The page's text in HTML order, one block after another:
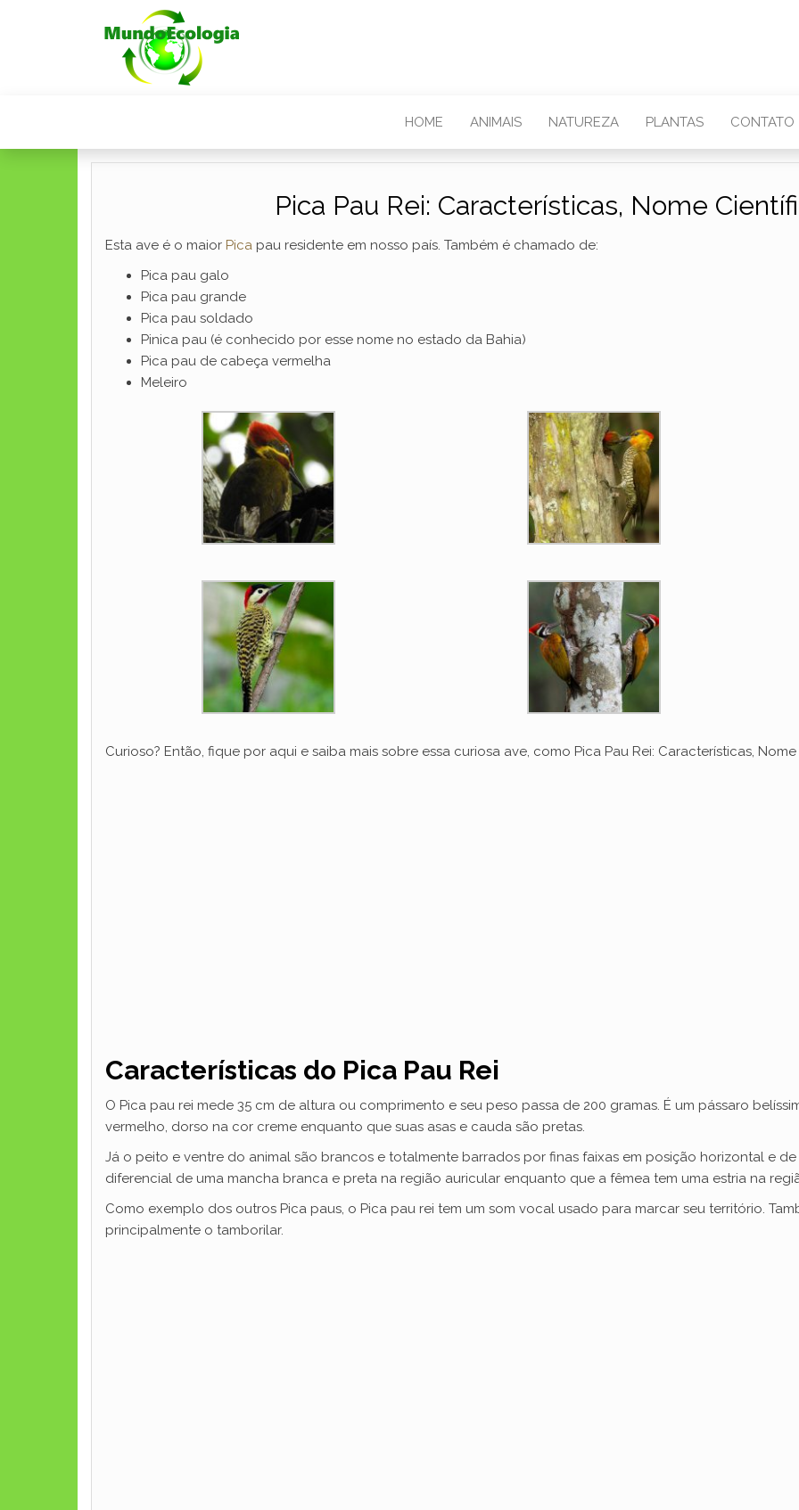
HOME ANIMAIS NATUREZA PLANTAS CONTATO
Pica Pau Rei: Características, Nome
Esta ave é o maior Pica pau residente em nosso país. Também é chamado de:
Pica pau galo
Pica pau grande
Pica pau soldado
Pinica pau (é conhecido por esse nome no estado da Bahia)
Pica pau de cabeça vermelha
Meleiro
Curioso? Então, fique por aqui e saiba mais sobre essa curiosa ave, como Pica Pau Rei: Características,
Características do Pica Pau Rei
O Pica pau rei mede 35 cm de altura ou comprimento e seu peso passa de 200 gramas. É um pássaro
vermelho, dorso na cor creme enquanto que suas asas e cauda são pretas.
Já o peito e ventre do animal são brancos e totalmente barrados por finas faixas em posição horizontal e
diferencial de uma mancha branca e preta na região auricular enquanto que a fêmea tem uma estria na
Como exemplo dos outros Pica paus, o Pica pau rei tem um som vocal usado para marcar seu território.
principalmente o tamborilar.